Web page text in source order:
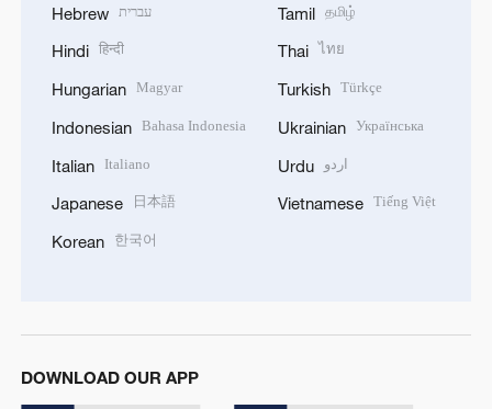
Hebrew עברית
Hindi हिन्दी
Hungarian Magyar
Indonesian Bahasa Indonesia
Italian Italiano
Japanese 日本語
Korean 한국어
Tamil தமிழ்
Thai ไทย
Turkish Türkçe
Ukrainian Українська
Urdu اردو
Vietnamese Tiếng Việt
DOWNLOAD OUR APP